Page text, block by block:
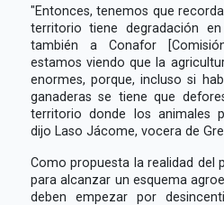
"Entonces, tenemos que
territorio tiene degradación
también a Conafor
estamos viendo que la
enormes, porque, incluso si
ganaderas se tiene que
territorio donde los animales
dijo Laso Jácome, vocera de
Como propuesta la realidad del
para alcanzar un esquema
deben empezar por